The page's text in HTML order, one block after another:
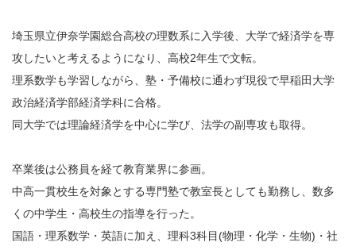
埼玉県立伊奈学園総合高校の理数系に入学後、大学で経済学を専
攻したいと考えるようになり、高校2年生で文転。
理系数学も学習しながら、塾・予備校に通わず現役で早稲田大学
政治経済学部経済学科に合格。
同大学では理論経済学を中心に学び、法学の副専攻も取得。
卒業後は公務員を経て教育業界に参画。
中高一貫校生を対象とする専門塾で教室長としても勤務し、数多
くの中学生・高校生の指導を行った。
国語・理系数学・英語に加え、理科3科目(物理・化学・生物)・社